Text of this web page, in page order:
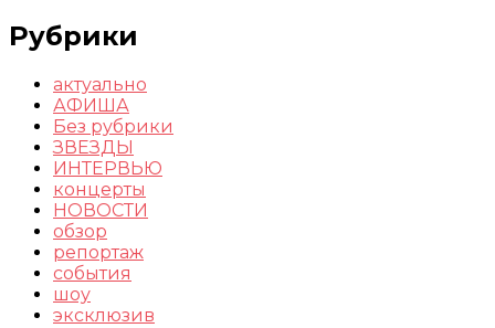
Рубрики
актуально
АФИША
Без рубрики
ЗВЕЗДЫ
ИНТЕРВЬЮ
концерты
НОВОСТИ
обзор
репортаж
события
шоу
эксклюзив